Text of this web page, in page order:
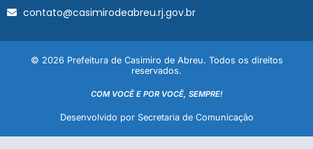
contato@casimirodeabreu.rj.gov.br
© 2026 Prefeitura de Casimiro de Abreu. Todos os direitos
reservados.
COM VOCÊ E POR VOCÊ, SEMPRE!
Desenvolvido por Secretaria de Comunicação